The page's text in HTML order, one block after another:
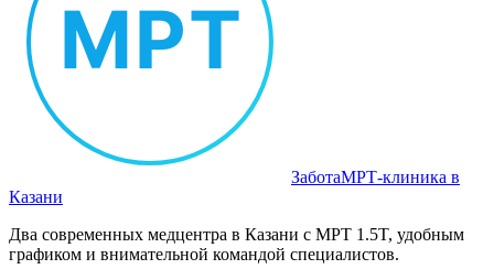
ЗаботаМРТ‑клиника в
Казани
Два современных медцентра в Казани с МРТ 1.5T, удобным
графиком и внимательной командой специалистов.